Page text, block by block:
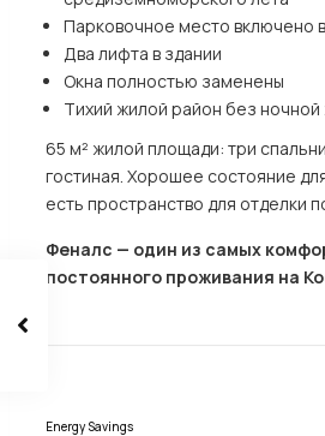
Парковочное место включено
Два лифта в здании
Окна полностью заменены
Тихий жилой район без
65 м² жилой площади: три
гостиная. Хорошее состояние
есть пространство для отделки
Феналс — один из самых
постоянного проживания на
Energy Savings